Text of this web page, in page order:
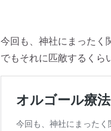
今回も、神社にまったく
でもそれに匹敵するくら